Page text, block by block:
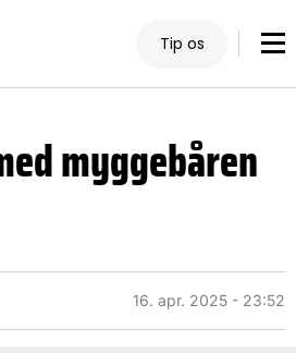
Tip os
myggebåren
16. apr. 2025 - 23:52